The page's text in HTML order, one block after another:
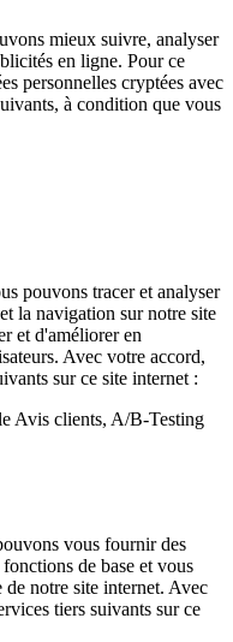
mieux suivre, analyser
en ligne. Pour ce
personnelles cryptées avec
à condition que vous
pouvons tracer et analyser
la navigation sur notre site
et d'améliorer en
Avec votre accord,
sur ce site internet :
Avis clients, A/B-Testing
vous fournir des
de base et vous
notre site internet. Avec
tiers suivants sur ce